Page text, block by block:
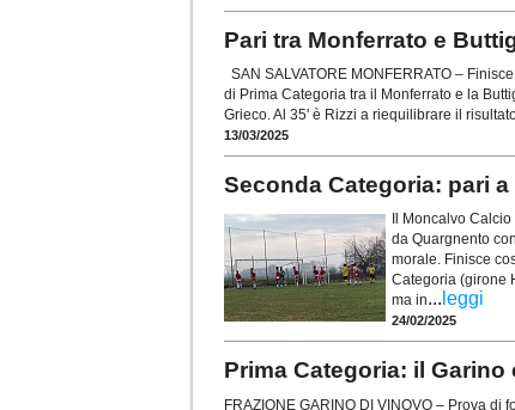
Pari tra Monferrato e
SAN SALVATORE MONFERRATO –
di Prima Categoria tra il Monferrato e la
Grieco. Al 35' è Rizzi a riequilibrare il
13/03/2025
Seconda Categoria: pari
Il Moncalvo
da Quargnento
morale. Finisce
Categoria (girone
ma in... leggi
24/02/2025
Prima Categoria: il
FRAZIONE GARINO DI VINOVO – Prova